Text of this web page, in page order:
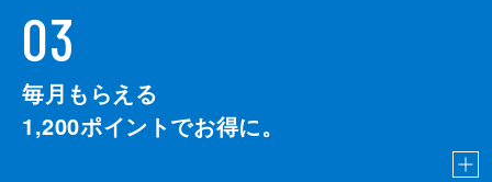
03
毎月もらえる
1,200ポイントでお得に。